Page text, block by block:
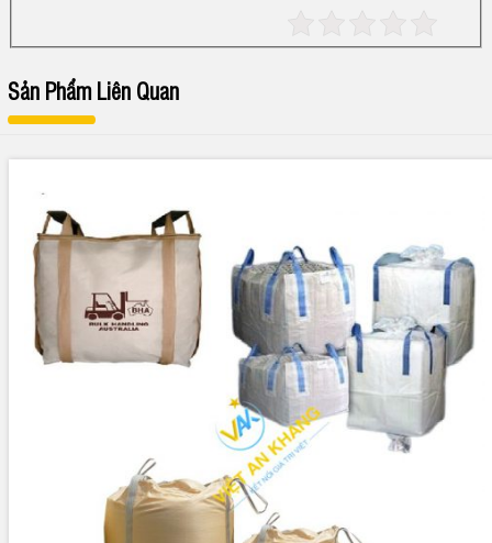
Sản Phẩm Liên Quan